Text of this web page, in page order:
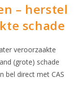
– herstel
schade
veroorzaakte
(grote) schade
bel direct met CAS